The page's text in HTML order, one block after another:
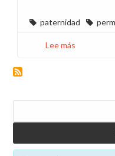
paternidad
Lee más
amplía
cinco